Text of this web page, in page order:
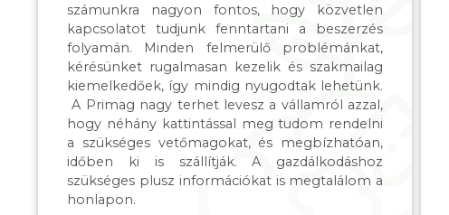
számunkra nagyon fontos, hogy közvetlen
kapcsolatot tudjunk fenntartani a beszerzés
folyamán. Minden felmerülő problémánkat,
kérésünket rugalmasan kezelik és szakmailag
kiemelkedőek, így mindig nyugodtak lehetünk.
A Primag nagy terhet levesz a vállamról azzal,
hogy néhány kattintással meg tudom rendelni
a szükséges vetőmagokat, és megbízhatóan,
időben ki is szállítják. A gazdálkodáshoz
szükséges plusz információkat is megtalálom a
honlapon.